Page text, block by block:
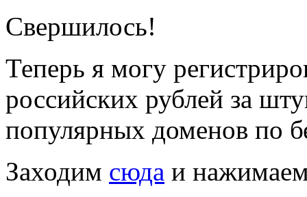
Свершилось!
Теперь я могу
российских рублей за
популярных доменов по
Заходим сюда и